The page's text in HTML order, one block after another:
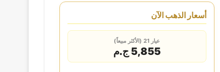
أسعار الذهب الآن
عيار 21 (الأكثر مبيعاً)
5,855 ج.م